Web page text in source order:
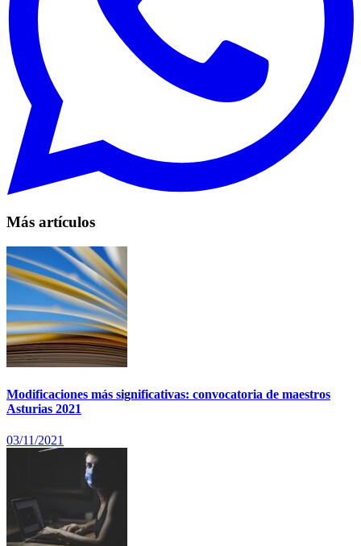
Más artículos
Modificaciones más significativas: convocatoria de maestros
Asturias 2021
03/11/2021